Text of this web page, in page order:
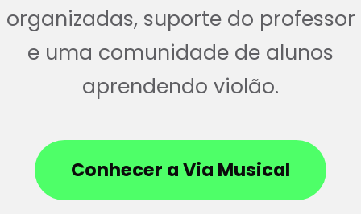
organizadas, suporte do professor
e uma comunidade de alunos
aprendendo violão.
Conhecer a Via Musical